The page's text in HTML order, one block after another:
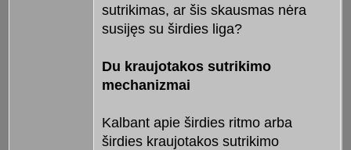
sutrikimas, ar šis skausmas nėra
susijęs su širdies liga?
Du kraujotakos sutrikimo
mechanizmai
Kalbant apie širdies ritmo arba
širdies kraujotakos sutrikimo